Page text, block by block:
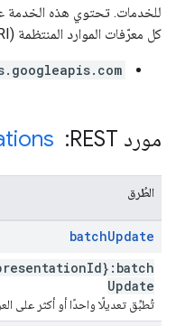
للخدمات. تحتوي هذه الخدمة
كل معرّفات الموارد المنتظمة (URI) أدناه بنقطة نهاية الخدمة هذه:
مورد REST: ‏
الطُرق
batchUpdate
Id}:batch
Update
تُطبِّق تعديلًا واحدًا أو أكثر على